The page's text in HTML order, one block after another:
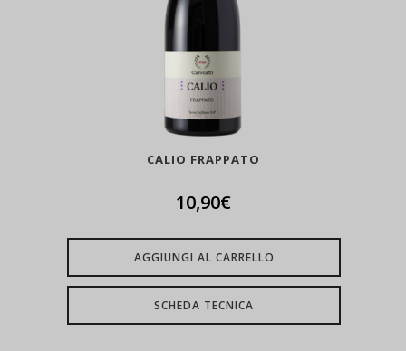
CALIO FRAPPATO
10,90€
AGGIUNGI AL CARRELLO
SCHEDA TECNICA